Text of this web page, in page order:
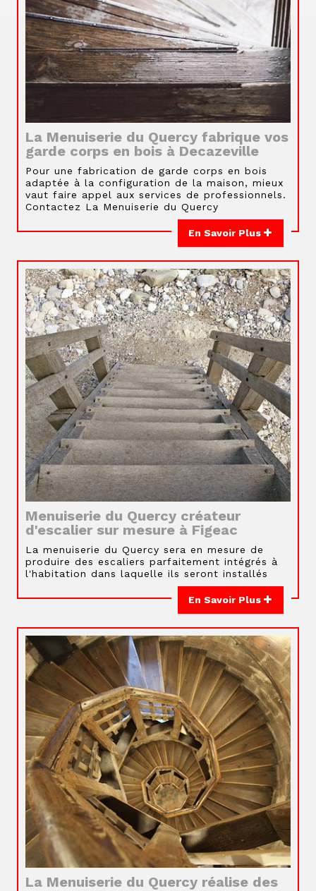
La Menuiserie du Quercy fabrique vos
garde corps en bois à Decazeville
Pour une fabrication de garde corps en bois
adaptée à la configuration de la maison, mieux
vaut faire appel aux services de professionnels.
Contactez La Menuiserie du Quercy
En Savoir Plus
Menuiserie du Quercy créateur
d'escalier sur mesure à Figeac
La menuiserie du Quercy sera en mesure de
produire des escaliers parfaitement intégrés à
l'habitation dans laquelle ils seront installés
En Savoir Plus
La Menuiserie du Quercy réalise des